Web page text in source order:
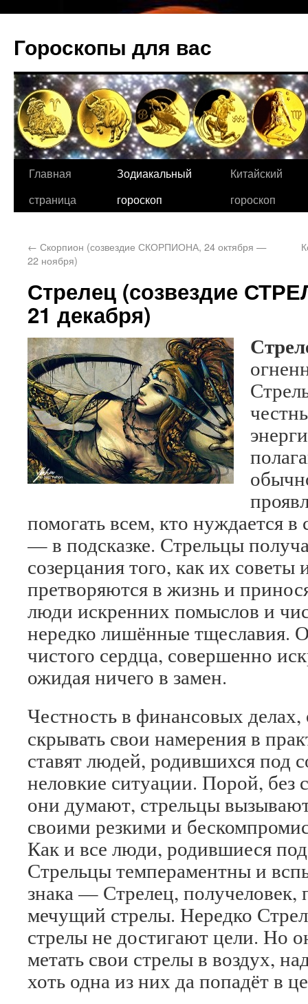
Гороскопы для вас
Главная
страница
Зодиакальный
гороскоп
Китайский
гороскоп
← Скорпион (созвездие СКОРПИОНА, 24 октября —
22 ноября)
Стрелец (созвездие
21 декабря)
помогать всем, кто нуждается
— в подсказке. Стрельцы
созерцания того, как их советы
претворяются в жизнь и
люди искренних помыслов и
нередко лишённые тщеславия.
чистого сердца, совершенно
ожидая ничего в замен.
Честность в финансовых
скрывать свои намерения в
ставят людей, родившихся под
неловкие ситуации. Порой, без
они думают, стрельцы
своими резкими и
Как и все люди, родившиеся
Стрельцы темпераментны и
знака — Стрелец,
мечущий стрелы. Нередко
стрелы не достигают цели. Но
метать свои стрелы в воздух,
хоть одна из них да попадёт в